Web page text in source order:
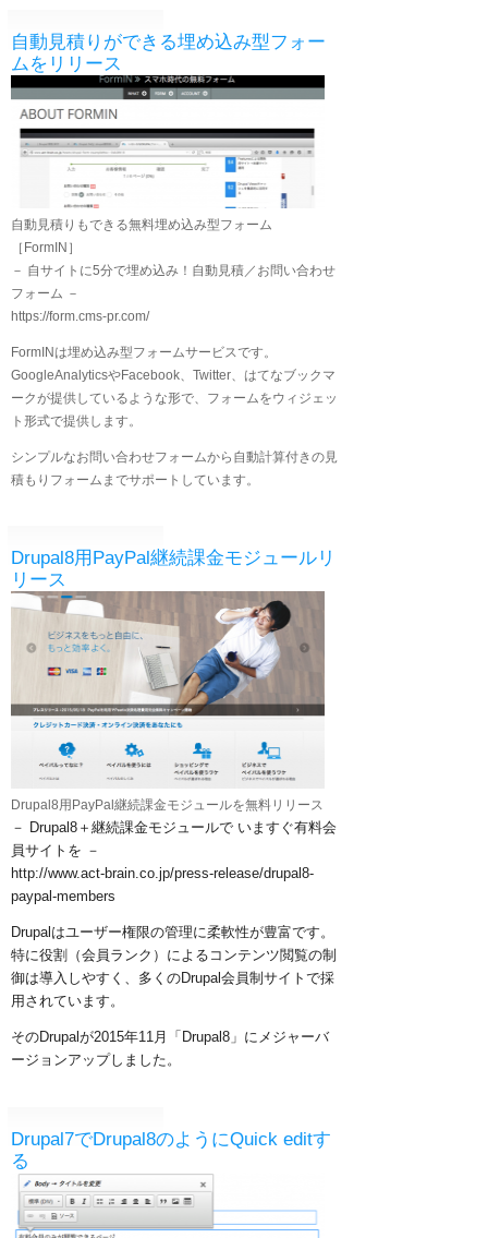
自動見積りができる埋め込み型フォー
ムをリリース
自動見積りもできる無料埋め込み型フォーム
［FormIN］
－ 自サイトに5分で埋め込み！自動見積／お問い合わせ
フォーム －
https://form.cms-pr.com/
FormINは埋め込み型フォームサービスです。
GoogleAnalyticsやFacebook、Twitter、はてなブックマ
ークが提供しているような形で、フォームをウィジェッ
ト形式で提供します。
シンプルなお問い合わせフォームから自動計算付きの見
積もりフォームまでサポートしています。
Drupal8用PayPal継続課金モジュールリ
リース
Drupal8用PayPal継続課金モジュールを無料リリース
－ Drupal8＋継続課金モジュールで いますぐ有料会
員サイトを －
​http://www.act-brain.co.jp/press-release/drupal8-
paypal-members
Drupalはユーザー権限の管理に柔軟性が豊富です。
特に役割（会員ランク）によるコンテンツ閲覧の制
御は導入しやすく、多くのDrupal会員制サイトで採
用されています。
そのDrupalが2015年11月「Drupal8」にメジャーバ
ージョンアップしました。
Drupal7でDrupal8のようにQuick editす
る